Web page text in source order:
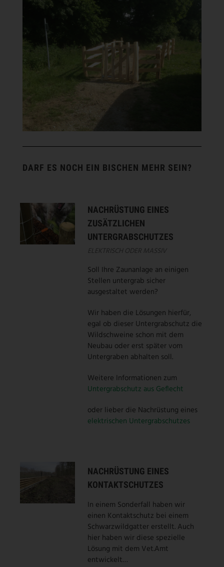
DARF ES NOCH EIN BISCHEN MEHR SEIN?
NACHRÜSTUNG EINES
ZUSÄTZLICHEN
UNTERGRABSCHUTZES
ELEKTRISCH ODER MASSIV
Soll Ihre Zaunanlage an einigen
Stellen untergrab sicher
ausgestaltet werden?
Wir haben die Lösungen hierfür,
egal ob dieser Untergrabschutz die
Wildschweine schon mit dem
Neubau oder erst später vom
Untergraben abhalten soll.
Weitere Informationen zum
Untergrabschutz aus Geflecht
oder lieber die Nachrüstung eines
elektrischen Untergrabschutzes
NACHRÜSTUNG EINES
KONTAKTSCHUTZES
In einem Sonderfall haben wir
einen Kontaktschutz bei einem
Schwarzwildgatter erstellt. Auch
hier haben wir diese spezielle
Lösung mit dem Vet.Amt
entwickelt…